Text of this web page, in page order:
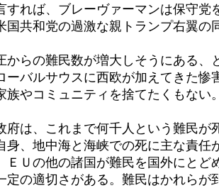
れば、ブレーヴァーマンは保守党
共和党の過激な親トランプ右翼の
らの難民数が増大しそうにある、
バルサウスに西欧が加えてきた惨
やコミュニティを捨てたくもない
は、これまで何千人という難民が
、地中海と海峡での死に主な責任
Ｕの他の諸国が難民を国外にとど
の適切さがある。難民はかれらが